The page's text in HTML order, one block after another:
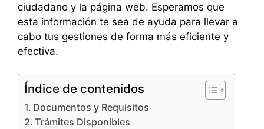
ciudadano y la página web. Esperamos que
esta información te sea de ayuda para llevar a
cabo tus gestiones de forma más eficiente y
efectiva.
Índice de contenidos
Documentos y Requisitos
Trámites Disponibles